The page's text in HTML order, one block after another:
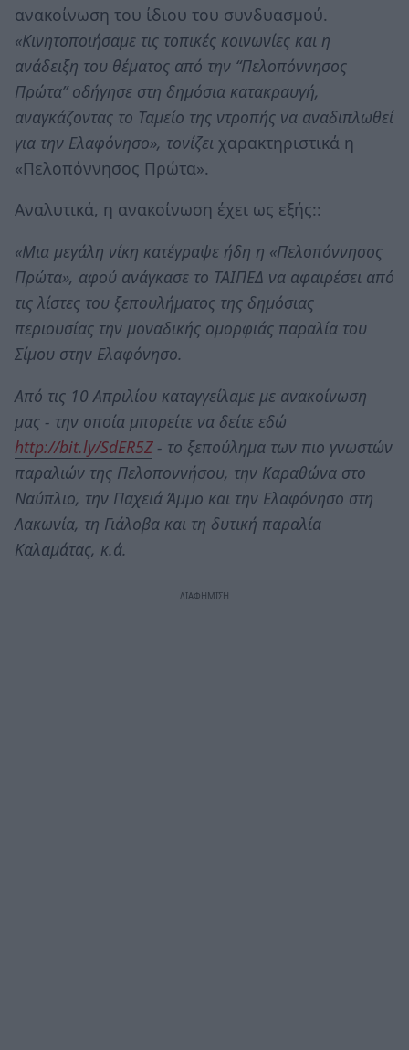
ανακοίνωση του ίδιου του συνδυασμού.
«Κινητοποιήσαμε τις τοπικές κοινωνίες και η
ανάδειξη του θέματος από την “Πελοπόννησος
Πρώτα” οδήγησε στη δημόσια κατακραυγή,
αναγκάζοντας το Ταμείο της ντροπής να αναδιπλωθεί
για την Ελαφόνησο», τονίζει χαρακτηριστικά η
«Πελοπόννησος Πρώτα».
Αναλυτικά, η ανακοίνωση έχει ως εξής::
«Μια μεγάλη νίκη κατέγραψε ήδη η «Πελοπόννησος
Πρώτα», αφού ανάγκασε το ΤΑΙΠΕΔ να αφαιρέσει από
τις λίστες του ξεπουλήματος της δημόσιας
περιουσίας την μοναδικής ομορφιάς παραλία του
Σίμου στην Ελαφόνησο.
Από τις 10 Απριλίου καταγγείλαμε με ανακοίνωση
μας - την οποία μπορείτε να δείτε εδώ
http://bit.ly/SdER5Z- το ξεπούλημα των πιο γνωστών
παραλιών της Πελοποννήσου, την Καραθώνα στο
Ναύπλιο, την Παχειά Άμμο και την Ελαφόνησο στη
Λακωνία, τη Γιάλοβα και τη δυτική παραλία
Καλαμάτας, κ.ά.